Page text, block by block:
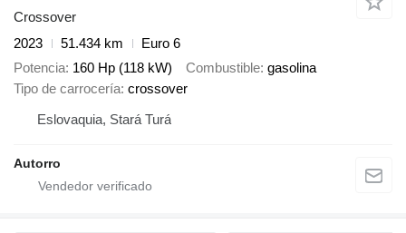
Crossover
2023
51.434 km
Euro 6
Potencia 160 Hp (118 kW) Combustible gasolina
Tipo de carrocería crossover
Eslovaquia, Stará Turá
Autorro